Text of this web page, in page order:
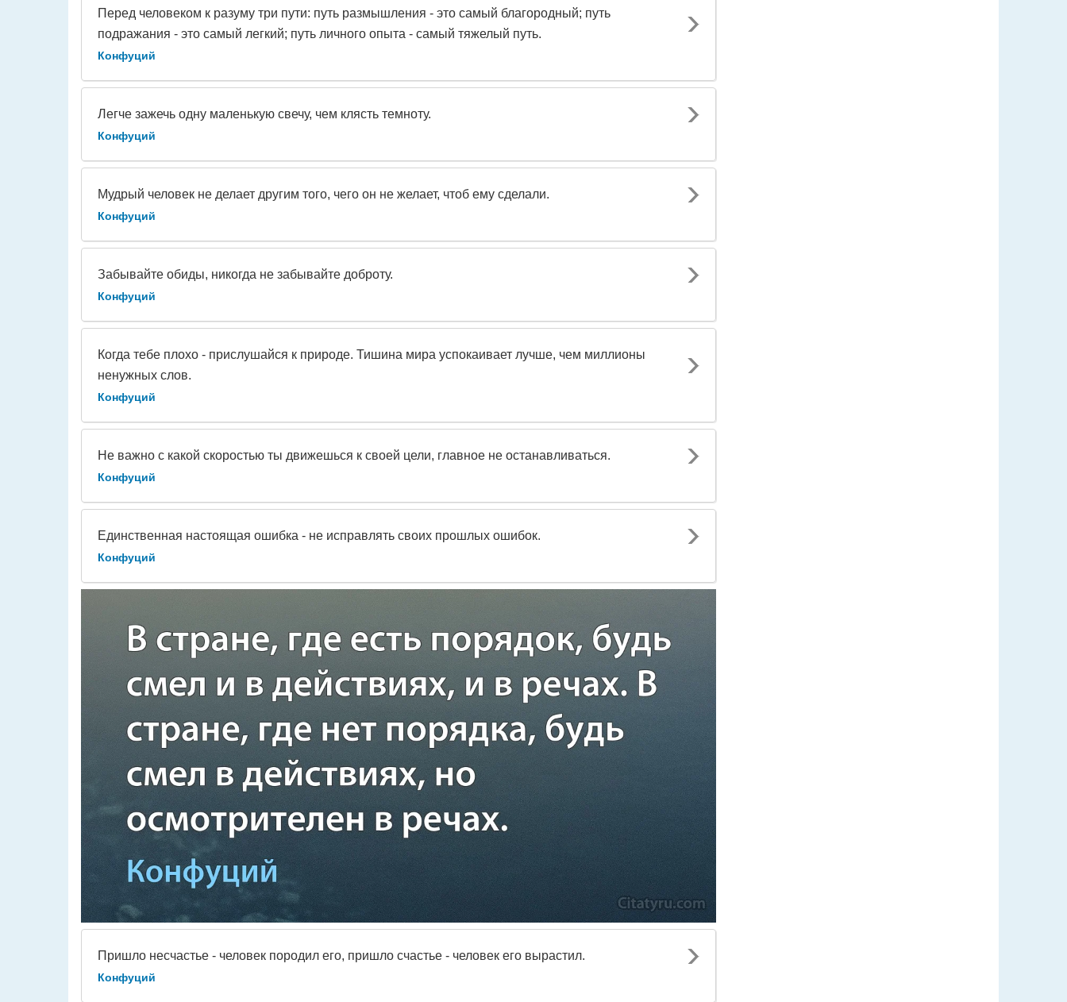
Перед человеком к разуму три пути: путь размышления - это самый благородный; путь
подражания - это самый легкий; путь личного опыта - самый тяжелый путь.
Конфуций
Легче зажечь одну маленькую свечу, чем клясть темноту.
Конфуций
Мудрый человек не делает другим того, чего он не желает, чтоб ему сделали.
Конфуций
Забывайте обиды, никогда не забывайте доброту.
Конфуций
Когда тебе плохо - прислушайся к природе. Тишина мира успокаивает лучше, чем миллионы
ненужных слов.
Конфуций
Не важно с какой скоростью ты движешься к своей цели, главное не останавливаться.
Конфуций
Единственная настоящая ошибка - не исправлять своих прошлых ошибок.
Конфуций
Пришло несчастье - человек породил его, пришло счастье - человек его вырастил.
Конфуций